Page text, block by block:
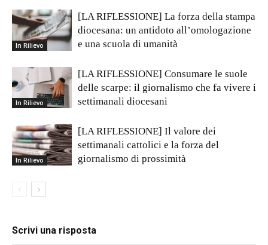
In Rilievo
[LA RIFLESSIONE] La forza della stampa
diocesana: un antidoto all’omologazione
e una scuola di umanità
In Rilievo
[LA RIFLESSIONE] Consumare le suole
delle scarpe: il giornalismo che fa vivere i
settimanali diocesani
In Rilievo
[LA RIFLESSIONE] Il valore dei
settimanali cattolici e la forza del
giornalismo di prossimità
Scrivi una risposta